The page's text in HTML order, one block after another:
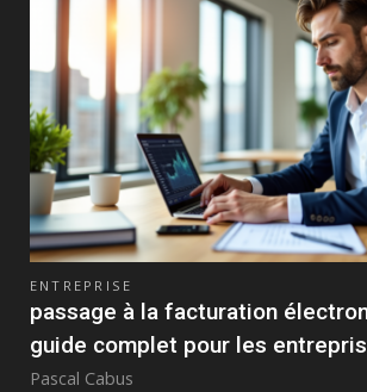
ENTREPRISE
passage à la facturation
guide complet pour les
Pascal Cabus